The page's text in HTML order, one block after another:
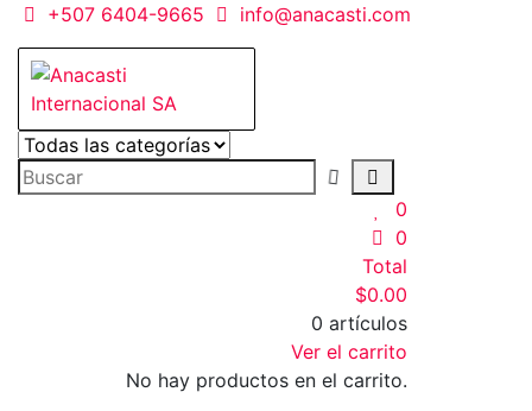
Saltar
contenido
+507 6404-9665 info@anacasti.com
Anacasti Internacional SA
Ventas de productos al por mayor de flores y plantas.
juguetes, navidad, religioso y adornos
0
0
Total
$0.00
0 artículos
Ver el carrito
No hay productos en el carrito.